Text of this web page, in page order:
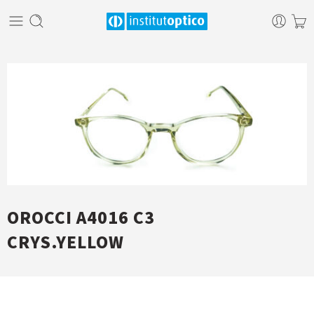
OROCCI A4016 C3
CRYS.YELLOW